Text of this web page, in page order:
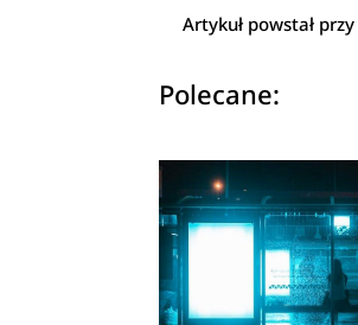
Artykuł powstał
Polecane: